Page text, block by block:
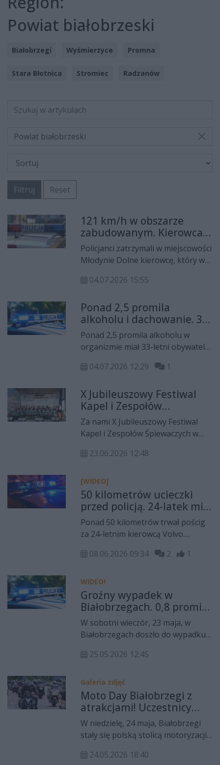
Powiat białobrzeski
Białobrzegi Wyśmierzyce Promna
Stara Błotnica Stromiec Radzanów
Powiat białobrzeski
Filtruj Reset
121 km/h w obszarze
zabudowanym. Kierowca
stracił prawo jazdy
Policjanci zatrzymali w miejscowości
Młodynie Dolne kierowcę, który w
przekroczył dozwoloną prędkość.
przy obowiązującym ograniczeniu
do 50 km/h.
04.07.2026 15:55
Ponad 2,5 promila
alkoholu i dachowanie. 33-
letni kierowca zatrzymany
Ponad 2,5 promila alkoholu w
organizmie miał 33-letni obywatel
groźnego zdarzenia drogowego.
samochodem na łuku drogi, a
pojazd dachował w przydrożnym
rowie. Na szczęście nikt nie odniósł
obrażeń.
04.07.2026 12:29 1
X Jubileuszowy Festiwal
Kapel i Zespołów
Śpiewaczych w Starej
Błotnicy
Za nami X Jubileuszowy Festiwal
Kapel i Zespołów Śpiewaczych w
wydarzenie folkowe na stałe
imprez kulturalnych regionu
radomskiego.
23.06.2026 12:48
[WIDEO]
50 kilometrów ucieczki
przed policją. 24-latek miał
dwa zakazy i był pod
wpływem narkotyków
Ponad 50 kilometrów trwał pościg
za 24-letnim kierowcą Volvo.
przekroczył dozwoloną prędkość,
zakazy prowadzenia pojazdów. Jak
się później okazało, był pod
wpływem narkotyków.
08.06.2026 09:34 2 1
WIDEO!
Groźny wypadek w
Białobrzegach. 0,8 promila
u rowerzystki
W sobotni wieczór, 23 maja, w
Białobrzegach doszło do wypadku
i samochodu osobowego.
godzinie 18:00 na skrzyżowaniu ulic
Sądowej i Żeromskiego, w
bezpośrednim sąsiedztwie
Komendy Powiatowej Policji.
25.05.2026 12:45
Galeria zdjęć
Moto Day Białobrzegi z
atrakcjami! Uczestnicy
pomogli Leonowi
W niedzielę, 24 maja, Białobrzegi
stały się polską stolicą motoryzacji.
Białobrzegi, zorganizowana przez
24.05.2026 18:40